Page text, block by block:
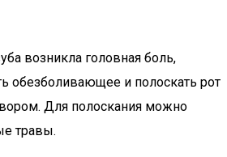
возникла головная боль,
обезболивающее и полоскать рот
Для полоскания можно
травы.